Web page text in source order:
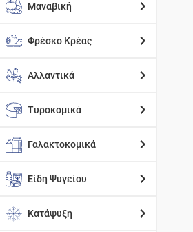
Μαναβική
Φρέσκο Κρέας
Αλλαντικά
Τυροκομικά
Γαλακτοκομικά
Είδη Ψυγείου
Κατάψυξη